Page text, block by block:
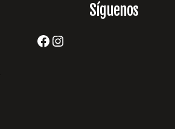
Síguenos
Facebook
Instagram